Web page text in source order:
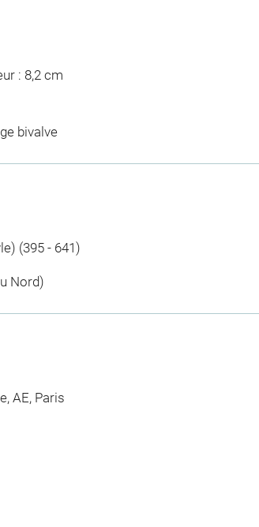
: 8,2 cm
bivalve
(395 - 641)
Nord)
AE, Paris